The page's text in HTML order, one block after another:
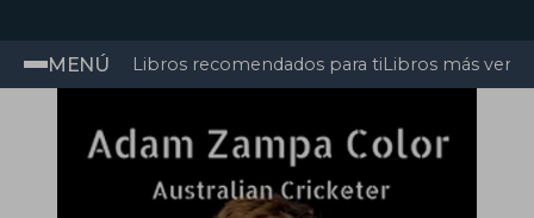
MENÚ Libros recomendados para tiLibros más